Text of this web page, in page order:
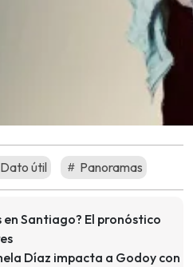
Dato útil Panoramas
Santiago? El pronóstico
Díaz impacta a Godoy con